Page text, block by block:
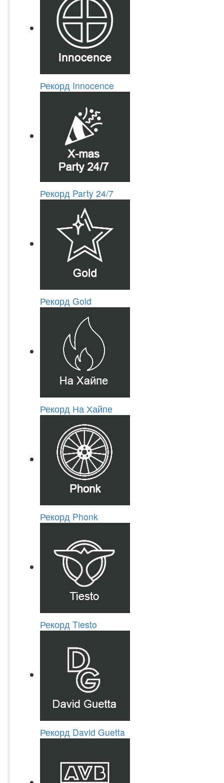
Рекорд Innocence
Рекорд Party 24/7
Рекорд Gold
Рекорд На Хайпе
Рекорд Phonk
Рекорд Tiesto
Рекорд David Guetta